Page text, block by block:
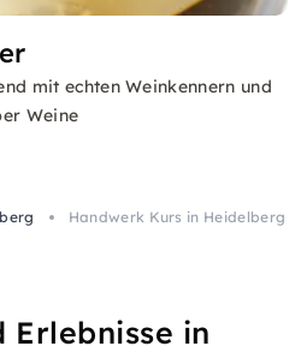
mit echten Weinkennern und
Weine
Handwerk Kurs in Heidelberg
Erlebnisse in